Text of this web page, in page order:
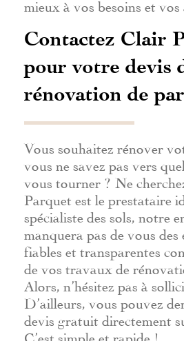
mieux à vos besoins et vos
Contactez Clair
pour votre devis
rénovation de
Vous souhaitez rénover
vous ne savez pas vers
vous tourner ? Ne
Parquet est le prestataire
spécialiste des sols, notre
manquera pas de vous des
fiables et transparentes
de vos travaux de
Alors, n’hésitez pas à
D’ailleurs, vous pouvez
devis gratuit directement
C’est simple et rapide !